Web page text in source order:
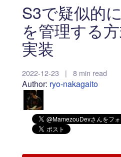
S3で疑似的
を管理する
実装
2022-12-23 | 8 min read
Author: ryo-nakagaito